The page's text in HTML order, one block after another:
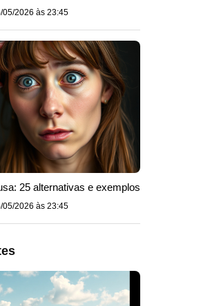
05/2026 às 23:45
25 alternativas e exemplos
05/2026 às 23:45